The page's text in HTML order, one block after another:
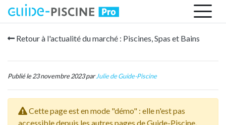
Retour à l'actualité du marché : Piscines, Spas et Bains
Publié le 23 novembre 2023 parJulie de Guide-Piscine
Cette page est en mode "démo" : elle n'est pas
accessible depuis les autres pages de Guide-Piscine.